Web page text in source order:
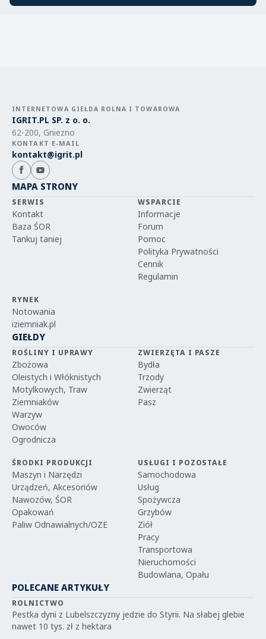
INTERNETOWA GIEŁDA ROLNA I TOWAROWA
IGRIT.PL SP. z o. o.
62-200, Gniezno
KONTAKT E-MAIL
kontakt@igrit.pl
MAPA STRONY
SERWIS
Kontakt
Baza ŚOR
Tankuj taniej
WSPARCIE
Informacje
Forum
Pomoc
Polityka Prywatności
Cennik
Regulamin
RYNEK
Notowania
iziemniak.pl
GIEŁDY
ROŚLINY I UPRAWY
Zbożowa
Oleistych i Włóknistych
Motylkowych, Traw
Ziemniaków
Warzyw
Owoców
Ogrodnicza
ZWIERZĘTA I PASZE
Bydła
Trzody
Zwierząt
Pasz
ŚRODKI PRODUKCJI
Maszyn i Narzędzi
Urządzeń, Akcesoriów
Nawozów, ŚOR
Opakowań
Paliw Odnawialnych/OZE
USŁUGI I POZOSTAŁE
Samochodowa
Usług
Spożywcza
Grzybów
Ziół
Pracy
Transportowa
Nieruchomości
Budowlana, Opału
POLECANE ARTYKUŁY
ROLNICTWO
Pestka dyni z Lubelszczyzny jedzie do Styrii. Na słabej glebie
nawet 10 tys. zł z hektara